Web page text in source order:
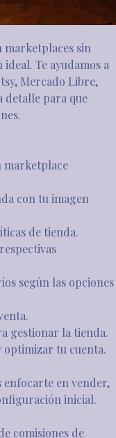
marketplaces sin
Te ayudamos a
Mercado Libre,
detalle para que
marketplace
con tu imagen
de tienda.
según las opciones
gestionar la tienda.
optimizar tu cuenta.
enfocarte en vender,
inicial.
comisiones de